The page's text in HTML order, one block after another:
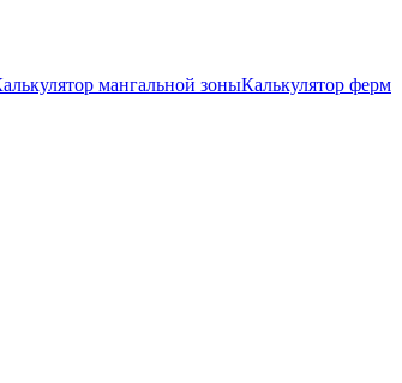
мангальной зоныКалькулятор ферм